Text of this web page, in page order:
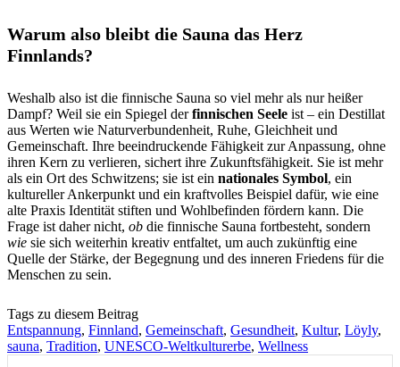
Warum also bleibt die Sauna das Herz
Finnlands?
Weshalb also ist die finnische Sauna so viel mehr als nur heißer
Dampf? Weil sie ein Spiegel derfinnischen Seele ist – ein Destillat
aus Werten wie Naturverbundenheit, Ruhe, Gleichheit und
Gemeinschaft. Ihre beeindruckende Fähigkeit zur Anpassung, ohne
ihren Kern zu verlieren, sichert ihre Zukunftsfähigkeit. Sie ist mehr
als ein Ort des Schwitzens; sie ist ein nationales Symbol, ein
kultureller Ankerpunkt und ein kraftvolles Beispiel dafür, wie eine
alte Praxis Identität stiften und Wohlbefinden fördern kann. Die
Frage ist daher nicht, ob die finnische Sauna fortbesteht, sondern
wie sie sich weiterhin kreativ entfaltet, um auch zukünftig eine
Quelle der Stärke, der Begegnung und des inneren Friedens für die
Menschen zu sein.
Tags zu diesem Beitrag
Entspannung, Finnland, Gemeinschaft, Gesundheit, Kultur, Löyly,
sauna, Tradition, UNESCO-Weltkulturerbe, Wellness